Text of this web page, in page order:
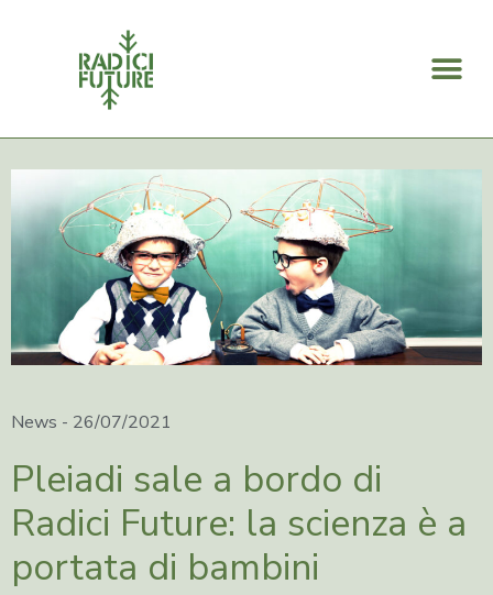
News - 26/07/2021
Pleiadi sale a bordo di
Radici Future: la scienza è a
portata di bambini